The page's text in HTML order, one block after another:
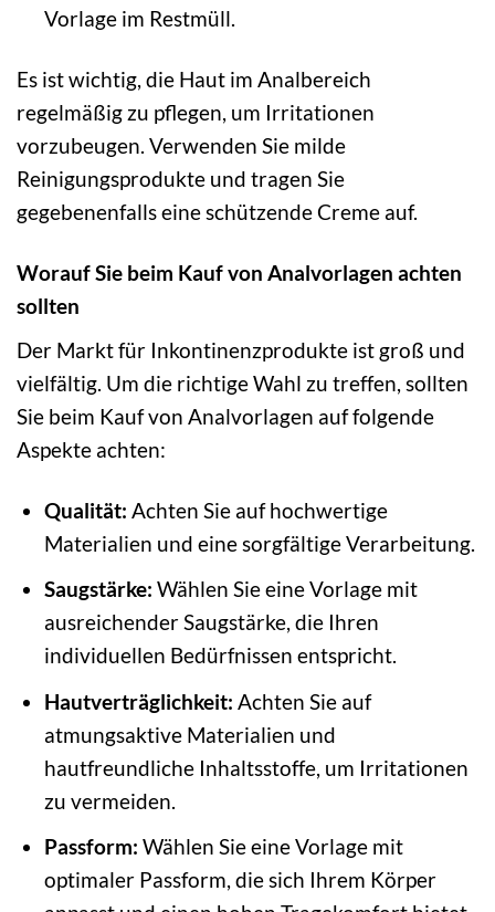
Vorlage im Restmüll.
Es ist wichtig, die Haut im Analbereich
regelmäßig zu pflegen, um Irritationen
vorzubeugen. Verwenden Sie milde
Reinigungsprodukte und tragen Sie
gegebenenfalls eine schützende Creme auf.
Worauf Sie beim Kauf von Analvorlagen achten
sollten
Der Markt für Inkontinenzprodukte ist groß und
vielfältig. Um die richtige Wahl zu treffen, sollten
Sie beim Kauf von Analvorlagen auf folgende
Aspekte achten:
Qualität: Achten Sie auf hochwertige
Materialien und eine sorgfältige Verarbeitung.
Saugstärke: Wählen Sie eine Vorlage mit
ausreichender Saugstärke, die Ihren
individuellen Bedürfnissen entspricht.
Hautverträglichkeit: Achten Sie auf
atmungsaktive Materialien und
hautfreundliche Inhaltsstoffe, um Irritationen
zu vermeiden.
Passform: Wählen Sie eine Vorlage mit
optimaler Passform, die sich Ihrem Körper